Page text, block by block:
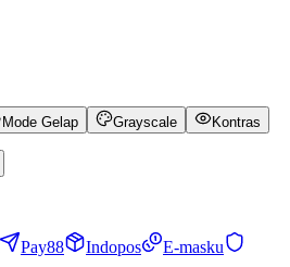
Mode Gelap Grayscale Kontras
Pay88 Indopos
E-masku